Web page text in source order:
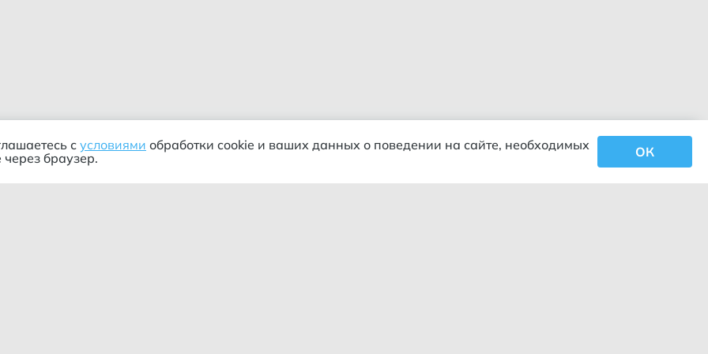
с условиями обработки cookie и ваших данных о поведении на сайте, необходимых
браузер.
ОК